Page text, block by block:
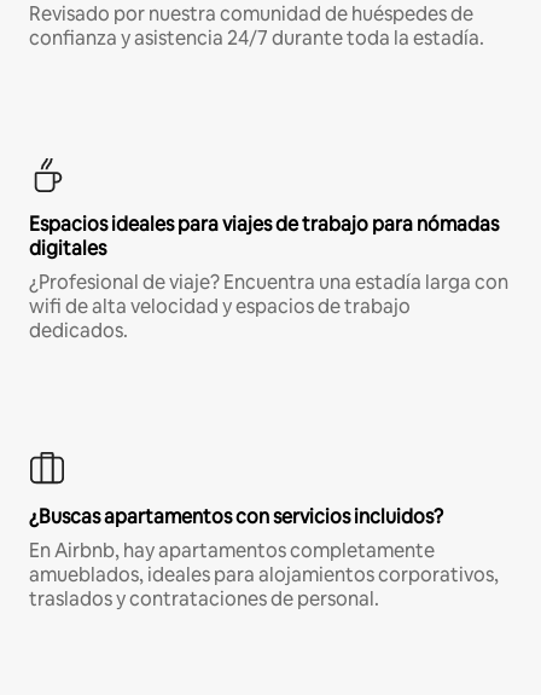
Revisado por nuestra comunidad de huéspedes de
confianza y asistencia 24/7 durante toda la estadía.
Espacios ideales para viajes de trabajo para nómadas
digitales
¿Profesional de viaje? Encuentra una estadía larga con
wifi de alta velocidad y espacios de trabajo
dedicados.
¿Buscas apartamentos con servicios incluidos?
En Airbnb, hay apartamentos completamente
amueblados, ideales para alojamientos corporativos,
traslados y contrataciones de personal.